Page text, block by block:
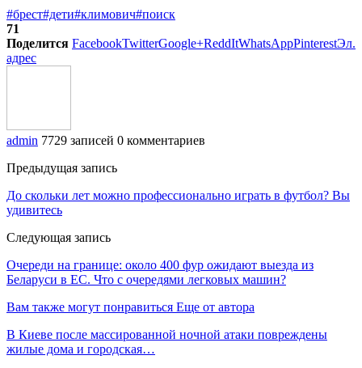
#брест#дети#климович#поиск
71
Поделится FacebookTwitterGoogle+ReddItWhatsAppPinterestЭл.
адрес
admin 7729 записей 0 комментариев
Предыдущая запись
До скольки лет можно профессионально играть в футбол? Вы
удивитесь
Следующая запись
Очереди на границе: около 400 фур ожидают выезда из
Беларуси в ЕС. Что с очередями легковых машин?
Вам также могут понравиться Еще от автора
В Киеве после массированной ночной атаки повреждены
жилые дома и городская…